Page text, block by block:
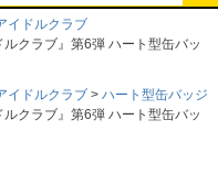
イドルクラブ
クラブ』第6弾 ハート型缶バッ
イドルクラブ
ハート型缶バッジ
クラブ』第6弾 ハート型缶バッ